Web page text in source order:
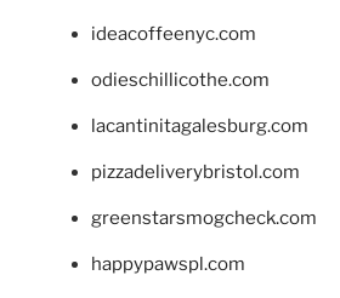
ideacoffeenyc.com
odieschillicothe.com
lacantinitagalesburg.com
pizzadeliverybristol.com
greenstarsmogcheck.com
happypawspl.com